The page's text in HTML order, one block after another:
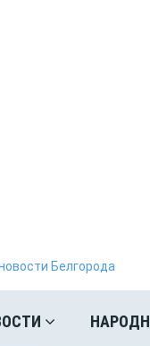
Белгорода